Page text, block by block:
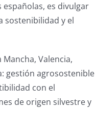
es divulgar
sostenibilidad y el
Valencia,
gestión agrosostenible
con el
de origen silvestre y